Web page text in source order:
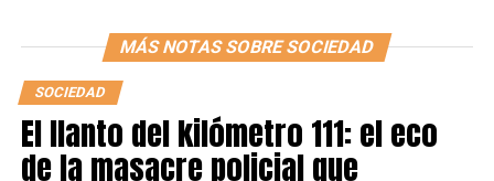
En las últimas semanas el gobernador de la provincia de
como“virtuosa, tremenda y fantástica”
Ministerio de Desarrollo Productivo de la Nación señaló
que esla droga ilícita más consumida en el mundo
MÁS NOTAS SOBRE SOCIEDAD
SOCIEDAD
El llanto del kilómetro 111: el eco
de la masacre policial que